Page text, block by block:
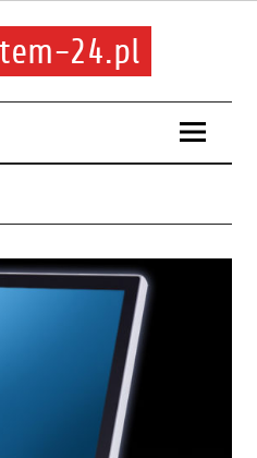
24.pl